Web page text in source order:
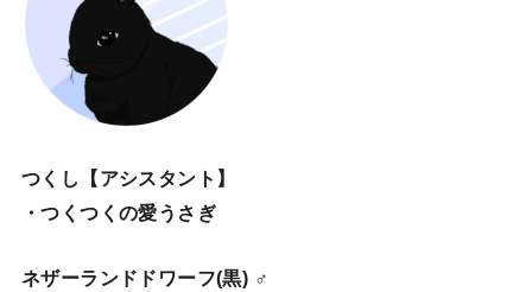
つくし【アシスタント】
・つくつくの愛うさぎ
ネザーランドドワーフ(黒) ♂